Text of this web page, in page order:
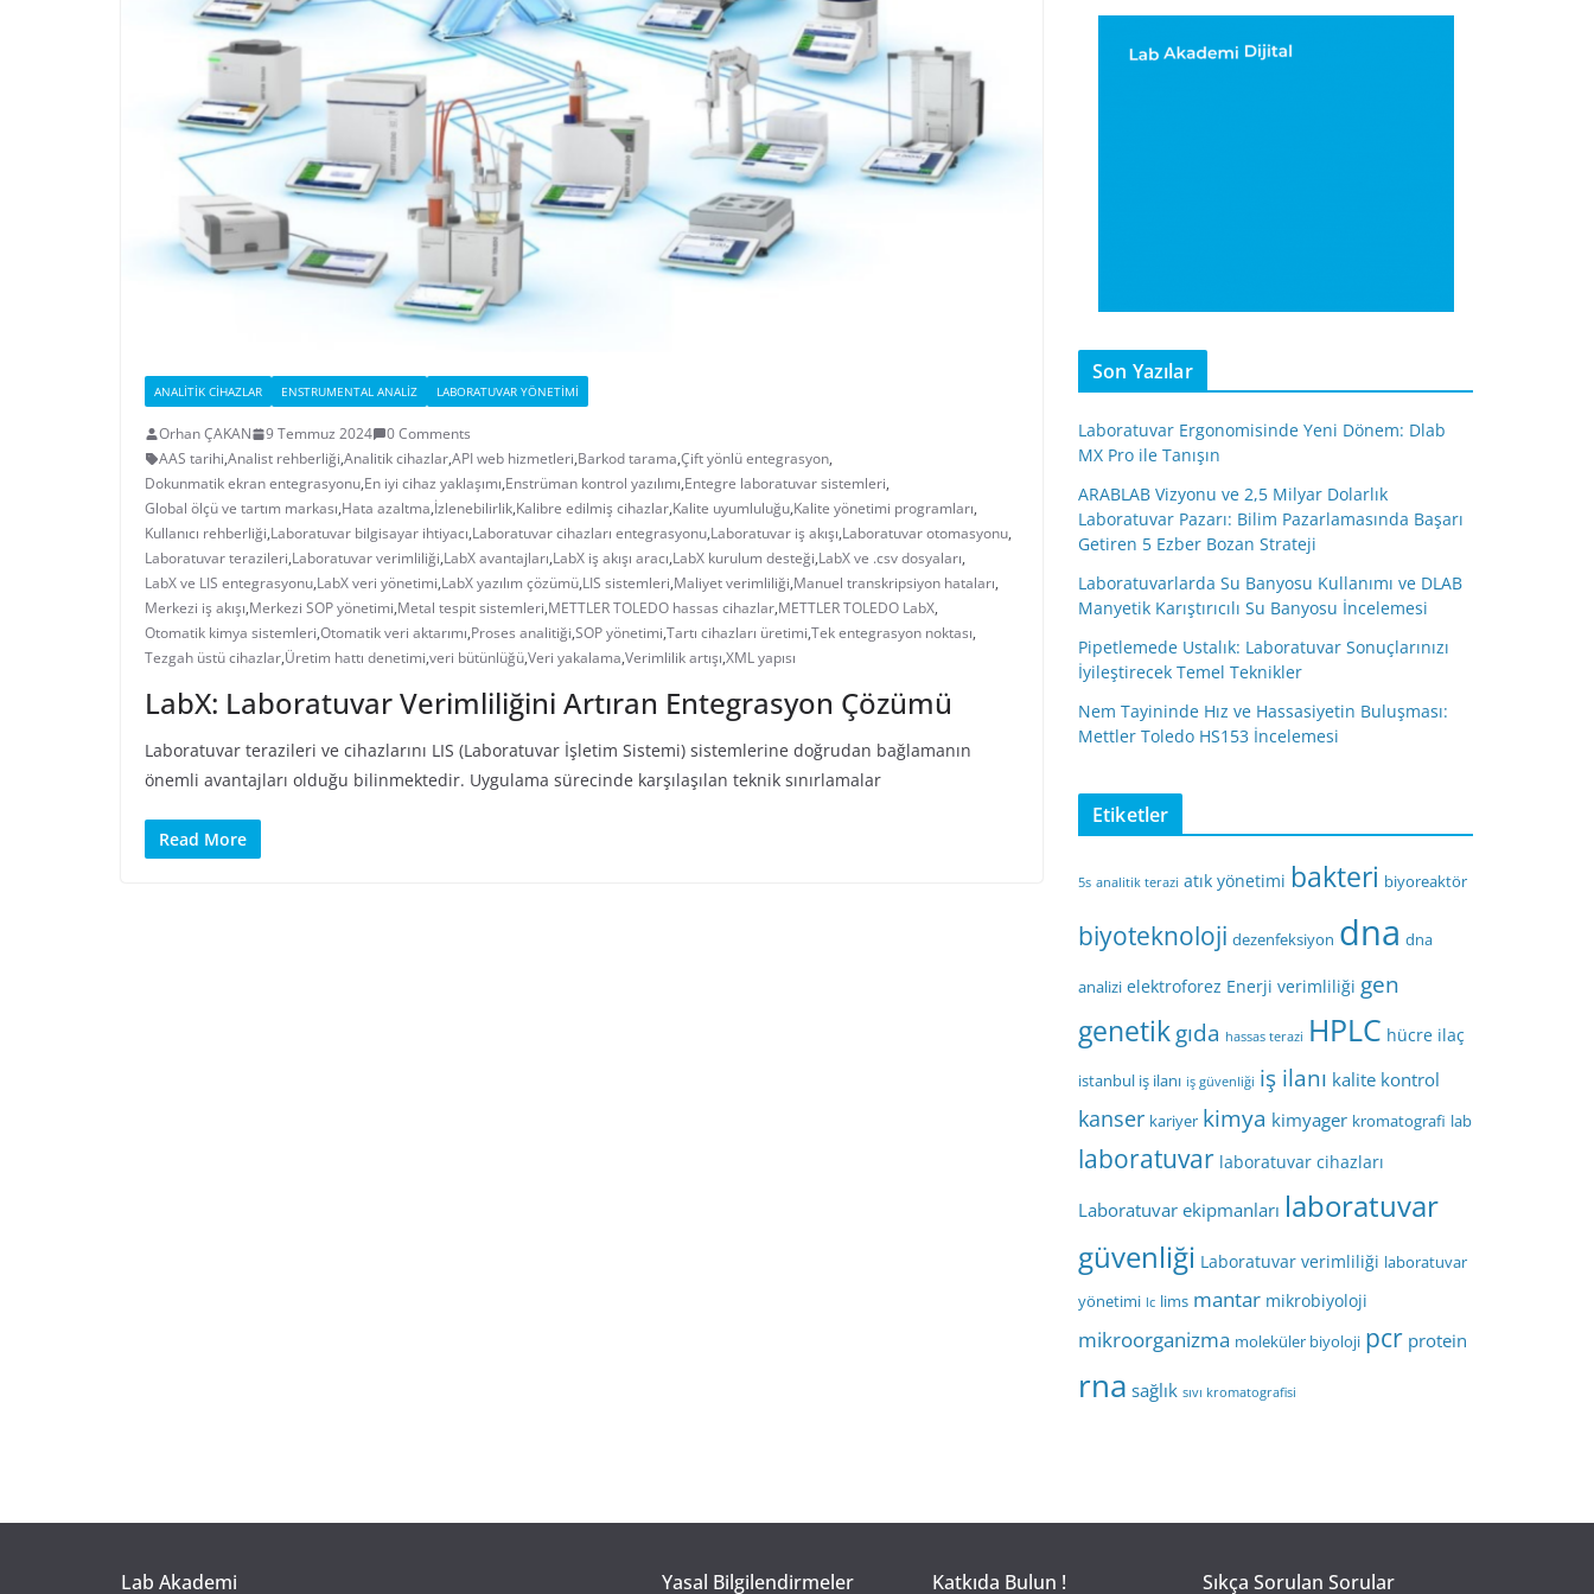
ANALITIK CIHAZLAR ENSTRUMENTAL ANALIZ LABORATUVAR YÖNETIMI
Orhan ÇAKAN 9 Temmuz 2024
0 Comments
AAS tarihi,Analist rehberliği,Analitik cihazlar,API web hizmetleri,Barkod tarama,Çift yönlü entegrasyon,
Dokunmatik ekran entegrasyonu,En iyi cihaz yaklaşımı,Enstrüman kontrol yazılımı,Entegre laboratuvar sistemleri,
Global ölçü ve tartım markası,Hata azaltma,İzlenebilirlik,Kalibre edilmiş cihazlar,Kalite uyumluluğu,Kalite yönetimi programları,
Kullanıcı rehberliği,Laboratuvar bilgisayar ihtiyacı,Laboratuvar cihazları entegrasyonu,Laboratuvar iş akışı,Laboratuvar otomasyonu,
Laboratuvar terazileri,Laboratuvar verimliliği,LabX avantajları,LabX iş akışı aracı,LabX kurulum desteği,LabX ve .csv dosyaları,
LabX ve LIS entegrasyonu,LabX veri yönetimi,LabX yazılım çözümü,LIS sistemleri,Maliyet verimliliği,Manuel transkripsiyon hataları,
Merkezi iş akışı,Merkezi SOP yönetimi,Metal tespit sistemleri,METTLER TOLEDO hassas cihazlar,METTLER TOLEDO LabX,
Otomatik kimya sistemleri,Otomatik veri aktarımı,Proses analitiği,SOP yönetimi,Tartı cihazları üretimi,Tek entegrasyon noktası,
Tezgah üstü cihazlar,Üretim hattı denetimi,veri bütünlüğü,Veri yakalama,Verimlilik artışı,XML yapısı
LabX: Laboratuvar Verimliliğini Artıran Entegrasyon Çözümü
Laboratuvar terazileri ve cihazlarını LIS (Laboratuvar İşletim Sistemi) sistemlerine doğrudan bağlamanın
önemli avantajları olduğu bilinmektedir. Uygulama sürecinde karşılaşılan teknik sınırlamalar
Read More
Son Yazılar
Laboratuvar Ergonomisinde Yeni Dönem: Dlab
MX Pro ile Tanışın
ARABLAB Vizyonu ve 2,5 Milyar Dolarlık
Laboratuvar Pazarı: Bilim Pazarlamasında Başarı
Getiren 5 Ezber Bozan Strateji
Laboratuvarlarda Su Banyosu Kullanımı ve DLAB
Manyetik Karıştırıcılı Su Banyosu İncelemesi
Pipetlemede Ustalık: Laboratuvar Sonuçlarınızı
İyileştirecek Temel Teknikler
Nem Tayininde Hız ve Hassasiyetin Buluşması:
Mettler Toledo HS153 İncelemesi
Etiketler
5s analitik terazi atık yönetimi bakteri biyoreaktör
biyoteknoloji dezenfeksiyon dna dna
analizi elektroforez Enerji verimliliği gen
genetikgıda hassas terazi HPLC hücre ilaç
istanbul iş ilanı iş güvenliği iş ilanı kalite kontrol
kanser kariyer kimya kimyager kromatografi lab
laboratuvar laboratuvar cihazları
Laboratuvar ekipmanları laboratuvar
güvenliği Laboratuvar verimliliği laboratuvar
yönetimi lc lims mantar mikrobiyoloji
mikroorganizma moleküler biyoloji pcr protein
rna sağlık sıvı kromatografisi
Lab Akademi Yasal Bilgilendirmeler Katkıda Bulun ! Sıkça Sorulan Sorular